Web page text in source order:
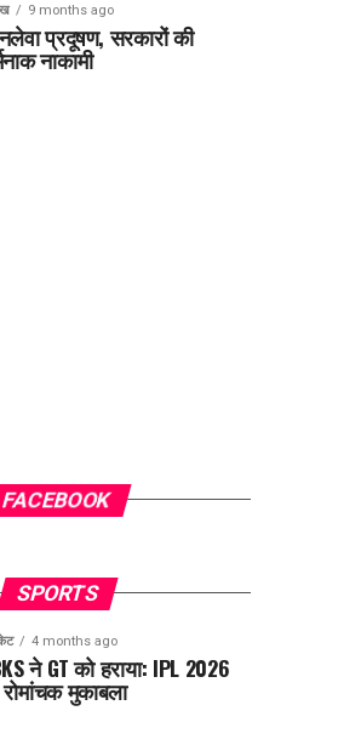
9 months ago
प्रदूषण, सरकारों की
नाकामी
FACEBOOK
SPORTS
4 months ago
ने GT को हराया: IPL 2026
मुकाबला